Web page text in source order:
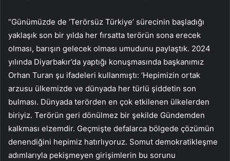
“Günümüzde de ‘Terörsüz Türkiye’ sürecinin başladığı
yaklaşık son bir yılda her fırsatta terörün sona erecek
olması, barışın gelecek olması umudunu paylaştık. 2024
yılında Diyarbakır’da yaptığı konuşmasında başkanımız
Orhan Turan şu ifadeleri kullanmıştı: ‘Hepimizin ortak
arzusu ülkemizde ve dünyada her türlü şiddetin son
bulması. Dünyada terörden en çok etkilenen ülkelerden
biriyiz. Terörün geri dönülmez bir şekilde Gündemden
kalkması elzemdir. Geçmişte defalarca bölgede çözümün
denendiğini hepimiz hatırlıyoruz. Somut demokratikleşme
adımlarıyla pekişmeyen girişimlerin bu sorunu